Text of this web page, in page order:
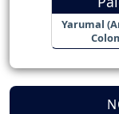
Yarumal